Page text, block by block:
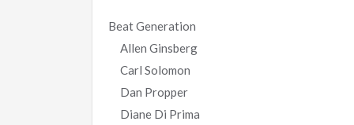
Beat Generation
Allen Ginsberg
Carl Solomon
Dan Propper
Diane Di Prima